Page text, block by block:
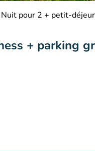
Nuit pour 2 + petit-
+ parking